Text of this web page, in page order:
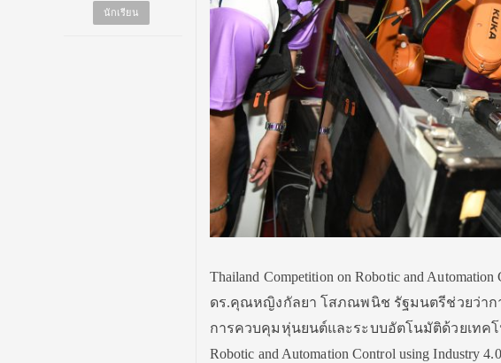
นักเรียน
Thailand Competition on Robotic and
ดร.คุณหญิงกัลยา โสภณพนิช รัฐมนตรีช่วยว่าก
การควบคุมหุ่นยนต์และระบบอัตโนมัติด้วยเทคโน
Robotic and Automation Control using